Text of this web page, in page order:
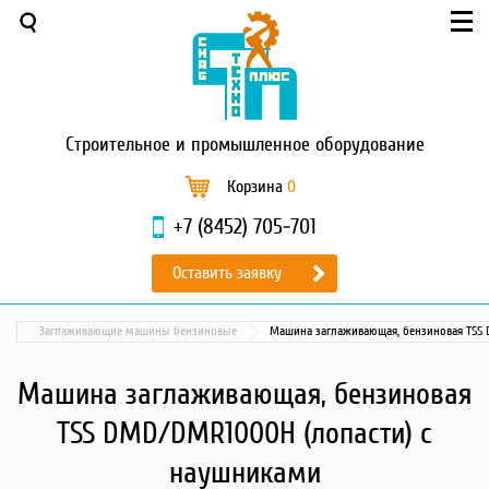
Строительное и промышленное оборудование
Корзина 0
+7 (8452) 705-701
Оставить заявку
Заглаживающие машины бензиновые Машина заглаживающая, бензиновая TSS
Машина заглаживающая, бензиновая
TSS DMD/DMR1000H (лопасти) с
наушниками
Меню
Доставка и оплата
Садовая техника
Промышленный обогрев
Строительные леса
Запчасти для малой